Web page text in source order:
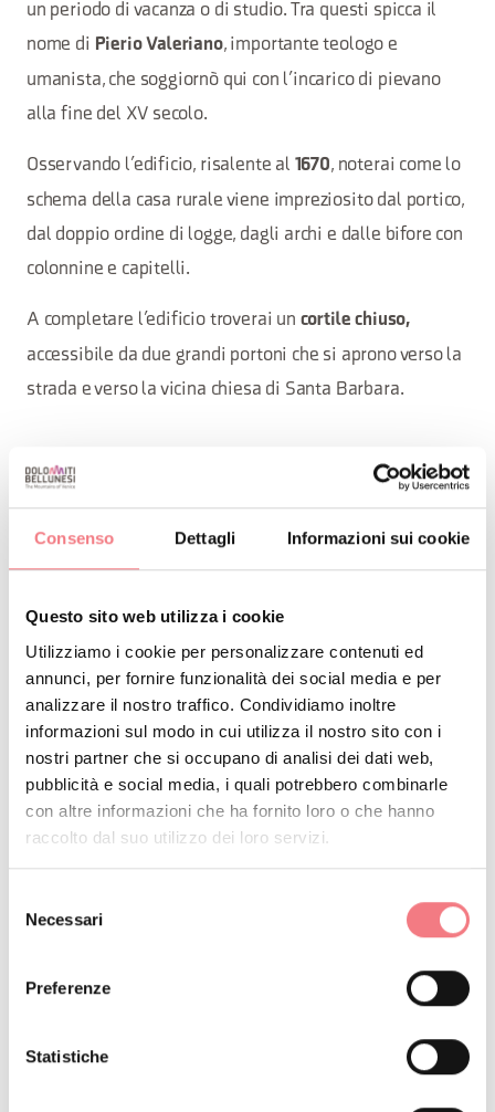
Consenso Dettagli Informazioni sui cookie
Questo sito web utilizza i cookie
Utilizziamo i cookie per personalizzare contenuti ed
annunci, per fornire funzionalità dei social media e per
analizzare il nostro traffico. Condividiamo inoltre
informazioni sul modo in cui utilizza il nostro sito con i
nostri partner che si occupano di analisi dei dati web,
pubblicità e social media, i quali potrebbero combinarle
con altre informazioni che ha fornito loro o che hanno
raccolto dal suo utilizzo dei loro servizi.
delNecessari
Preferenze
Statistiche
un periodo di vacanza o di studio. Tra questi spicca il
nome di Pierio Valeriano, importante teologo e
umanista, che soggiornò qui con l’incarico di pievano
alla fine del XV secolo.
Osservando l’edificio, risalente al 1670, noterai come lo
schema della casa rurale viene impreziosito dal portico,
dal doppio ordine di logge, dagli archi e dalle bifore con
colonnine e capitelli.
A completare l’edificio troverai un cortile chiuso,
accessibile da due grandi portoni che si aprono verso la
strada e verso la vicina chiesa di Santa Barbara.
Curiosità
una facile passeggiata la vicina Villa
Piloni nella frazione di Cesa di Limana.
RESTA IN CONTATTO